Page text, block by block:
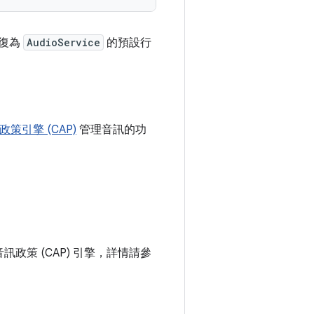
為 AudioService 的預設行
策引擎 (CAP) 管理音訊的功
政策 (CAP) 引擎，詳情請參